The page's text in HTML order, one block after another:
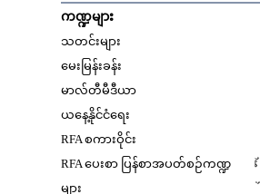
ကဏ္ဍများ
သတင်းများ
မေးမြန်းခန်း
မာလ်တီမီဒီယာ
ယနေ့နိုင်ငံရေး
RFA စကားဝိုင်း
RFA ပေးစာ ပြန်စာအပတ်စဉ်ကဏ္ဍ
များ